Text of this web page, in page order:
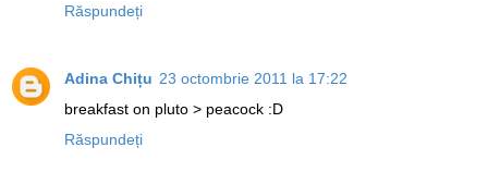
Răspundeți
Adina Chițu 23 octombrie 2011 la 17:22
breakfast on pluto > peacock :D
Răspundeți